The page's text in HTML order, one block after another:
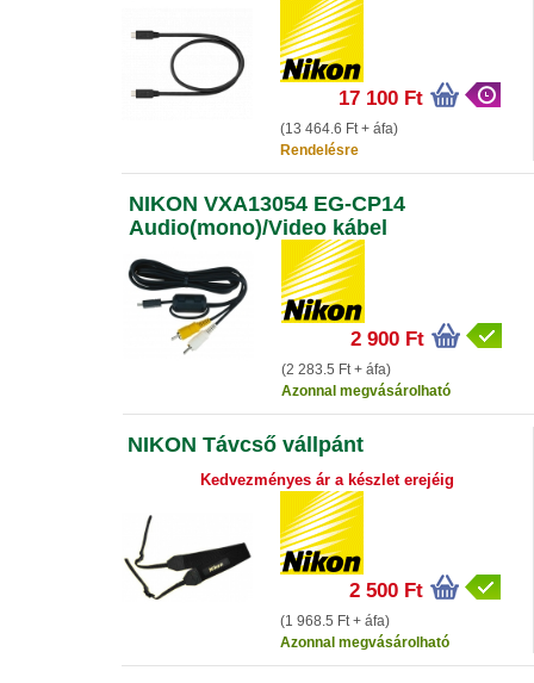
17 100 Ft
(13 464.6 Ft + áfa)
Rendelésre
NIKON VXA13054 EG-CP14
Audio(mono)/Video kábel
2 900 Ft
(2 283.5 Ft + áfa)
Azonnal megvásárolható
NIKON Távcső vállpánt
Kedvezményes ár a készlet erejéig
2 500 Ft
(1 968.5 Ft + áfa)
Azonnal megvásárolható